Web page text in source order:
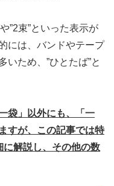
”2束”といった表示が
には、バンドやテープ
いため、”ひとたば”と
袋」以外にも、「一
すが、この記事では特
解説し、その他の数